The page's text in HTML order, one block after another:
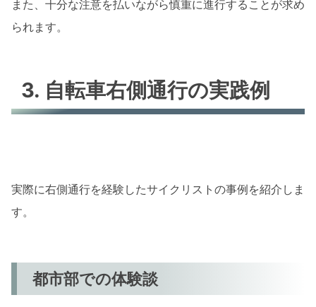
また、十分な注意を払いながら慎重に進行することが求め
られます。
3. 自転車右側通行の実践例
実際に右側通行を経験したサイクリストの事例を紹介しま
す。
都市部での体験談